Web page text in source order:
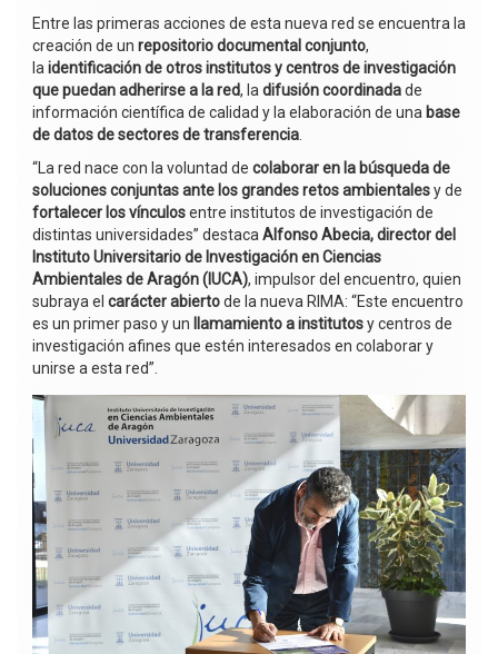
Entre las primeras acciones de esta nueva red se encuentra la
creación de un repositorio documental conjunto,
la identificación de otros institutos y centros de investigación
que puedan adherirse a la red, la difusión coordinadade
información científica de calidad y la elaboración de una base
de datos de sectores de transferencia
“La red nace con la voluntad de colaborar en la búsqueda de
soluciones conjuntas ante los grandes retos ambientalesy de
fortalecer los vínculosentre institutos de investigación de
distintas universidades” destaca Alfonso Abecia, director del
Instituto Universitario de Investigación en Ciencias
Ambientales de Aragón (IUCA), impulsor del encuentro, quien
subraya el carácter abiertode la nueva RIMA: “Este encuentro
es un primer paso y un
llamamiento a institutosy centros de
investigación afines que estén interesados en colaborar y
unirse a esta red”.